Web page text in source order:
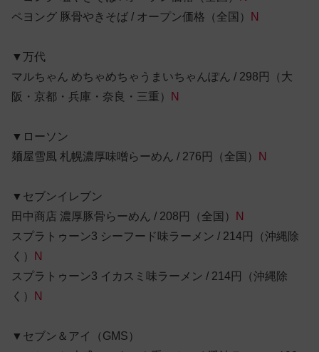
ペヨング 豚骨やきそば / オープン価格（全国）
N
▼万代
マルちゃん めちゃめちゃうまいちゃんぽん / 298円（大
阪・京都・兵庫・奈良・三重）
N
▼ローソン
麺屋雪風 札幌濃厚味噌らーめん / 276円（全国）
N
▼セブンイレブン
田中商店 濃厚豚骨らーめん / 208円（全国）
N
スプラトゥーン3 シーフード味ラーメン / 214円（沖縄除
く）
N
スプラトゥーン3 イカスミ味ラーメン / 214円（沖縄除
く）
N
▼セブン＆アイ（GMS）